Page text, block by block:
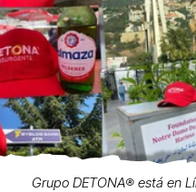
Grupo DETONA®️ está en